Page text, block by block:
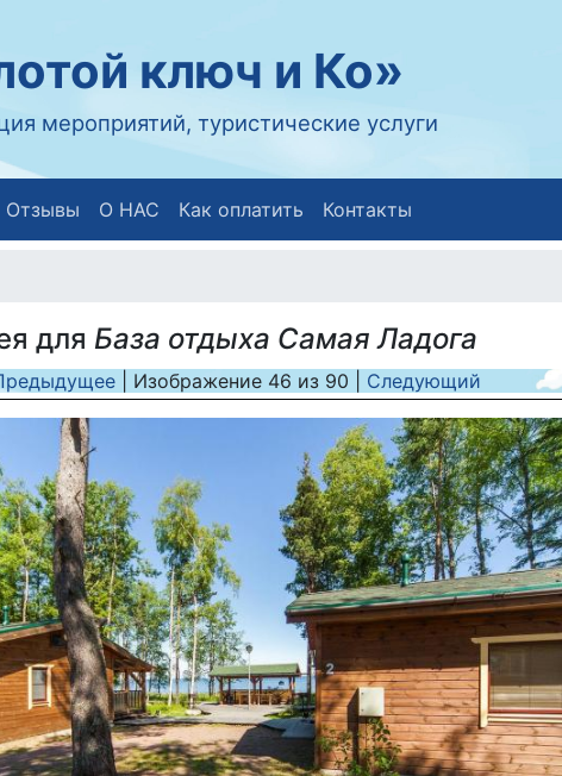
ключ и Ко»
мероприятий, туристические услуги
Отзывы О НАС Как оплатить Контакты
для База отдыха Самая Ладога
| Изображение 46 из 90 Следующий